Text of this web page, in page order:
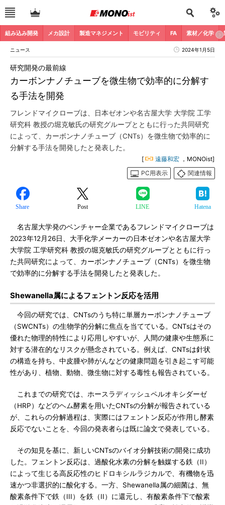
組み込み開発 メカ設計 製造マネジメント モビリティ FA 素材／化学
ニュース 2024年1月5日
カーボンナノチューブを微生物で効率的に分解す
る手法を開発
研究開発の最前線
フレンドマイクローブは、日本ゼオンや名古屋大学 大学院 工学
研究科 教授の堀克敏氏の研究グループとともに行った共同研究
によって、カーボンナノチューブ（CNTs）を微生物で効率的に
分解する手法を開発したと発表した。
[ 遠藤和宏 ，MONOist]
PC用表示
関連情報
Share Post LINE Hatena
名古屋大学発のベンチャー企業であるフレンドマイクローブは
2023年12月26日、大手化学メーカーの日本ゼオンや名古屋大学
大学院 工学研究科 教授の堀克敏氏の研究グループとともに行っ
た共同研究によって、カーボンナノチューブ（CNTs）を微生物
で効率的に分解する手法を開発したと発表した。
Shewanella属によるフェントン反応を活用
今回の研究では、CNTsのうち特に単層カーボンナノチューブ
（SWCNTs）の生物学的分解に焦点を当てている。CNTsはその
優れた物理的特性により応用しやすいが、人間の健康や生態系に
対する潜在的なリスクが懸念されている。例えば、CNTsは針状
の構造を持ち、中皮腫や肺がんなどの健康問題を引き起こす可能
性があり、植物、動物、微生物に対する毒性も報告されている。
これまでの研究では、ホースラディッシュペルオキシダーゼ
（HRP）などのヘム酵素を用いたCNTsの分解が報告されている
が、これらの分解過程は、実際にはフェントン反応が作用し酵素
反応でないことを、今回の発表者らは既に論文で発表している。
その知見を基に、新しいCNTsのバイオ分解技術の開発に成功
した。フェントン反応は、過酸化水素の分解を触媒する鉄（II）
によって生じる高反応性のヒドロキシルラジカルで、有機物を迅
速かつ非選択的に酸化する。一方、Shewanella属の細菌は、無
酸素条件下で鉄（III）を鉄（II）に還元し、有酸素条件下で酸素